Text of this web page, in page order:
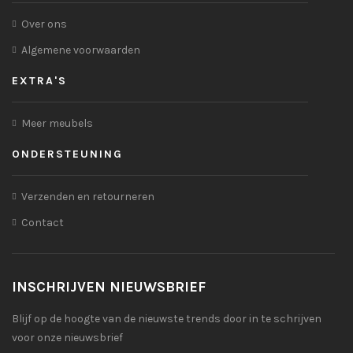
Over ons
Algemene voorwaarden
EXTRA'S
Meer meubels
ONDERSTEUNING
Verzenden en retourneren
Contact
INSCHRIJVEN NIEUWSBRIEF
Blijf op de hoogte van de nieuwste trends door in te schrijven
voor onze nieuwsbrief